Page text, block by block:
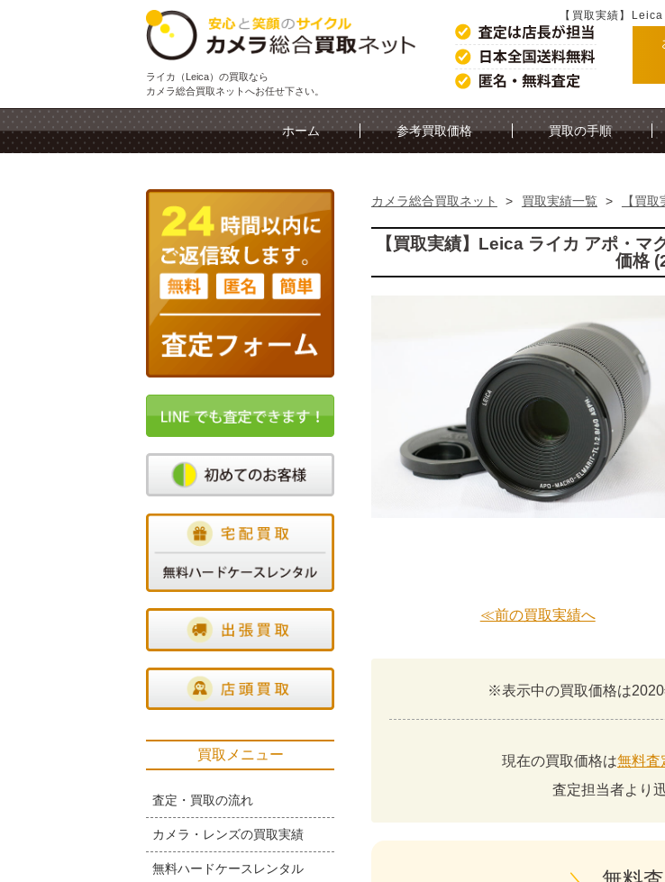
【買取実績】
ライカ（Leica）の買取なら
カメラ総合買取ネットへお任せ下さい。
ホーム 参考買取価格 買取の手順
カメラ総合買取ネット > 買取実績一覧 > 【買
【買取実績】Leica ライカ アポ・
価格
≪前の買取実績へ
※表示中の買取価格は2020
現在の買取価格は無料査
査定担当者より
買取メニュー
査定・買取の流れ
カメラ・レンズの買取実績
無料ハードケースレンタル